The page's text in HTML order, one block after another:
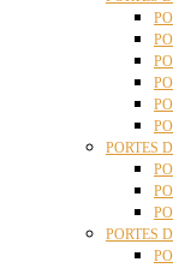
PORTES
PORTES